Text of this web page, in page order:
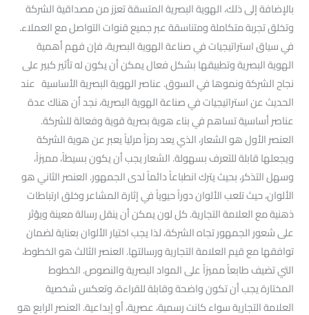
بالإضافة إلى ذلك، الهوية البصرية المتسقة تعزز من مصداقية الشركة
وتخلق تجربة متكاملة ومتناسقة عبر جميع قنوات التواصل مع العملاء.
في سياق استراتيجيات في صناعة الهوية البصرية، فإن فهم أهمية
الهوية البصرية وتطبيقها بشكل فعال يمكن أن يكون له تأثير كبير على
نجاح الشركة ونموها في السوق. عناصر الهوية البصرية الأساسية عند
الحديث عن استراتيجيات في صناعة الهوية البصرية، نجد أن هناك عدة
عناصر أساسية تساهم في بناء هوية بصرية قوية وفعالة للشركة.
العنصر الأول هو الشعار، الذي يعد رمزاً مرئياً يعبر عن هوية الشركة
ويجعلها قابلة للتعرف بسهولة. الشعار يجب أن يكون بسيطاً، مميزاً،
وسهل التذكر، بحيث يترك انطباعاً دائماً لدى الجمهور. العنصر الثاني هو
الألوان، حيث تلعب الألوان دوراً حيوياً في إثارة المشاعر وخلق ارتباطات
ذهنية مع العلامة التجارية. كل لون يمكن أن ينقل رسالة معينة ويؤثر
على شعور الجمهور تجاه الشركة، لذا يجب اختيار الألوان بعناية لضمان
توافقها مع قيم العلامة التجارية ورسالتها. العنصر الثالث هو الخطوط،
التي تضيف طابعاً مميزاً على المواد البصرية والنصوص. الخطوط
المختارة يجب أن تكون واضحة وقابلة للقراءة، وتعكس شخصية
العلامة التجارية سواء كانت رسمية، عصرية، أو إبداعية. العنصر الرابع هو